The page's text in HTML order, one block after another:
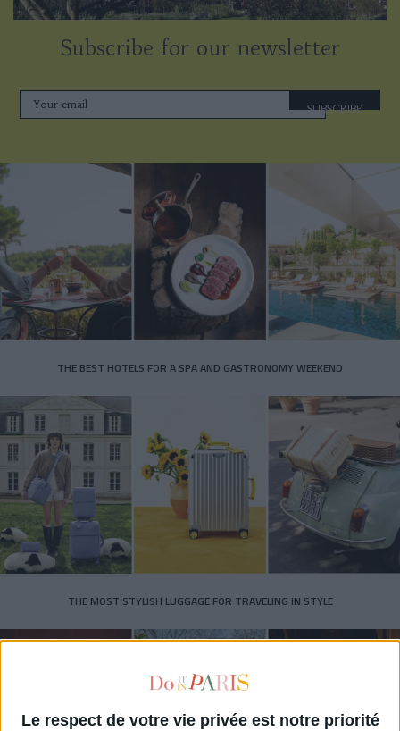
Le respect de votre vie privée est notre priorité
Subscribe for our newsletter
SUBSCRIBE
THE BEST HOTELS FOR A SPA AND GASTRONOMY WEEKEND
THE MOST STYLISH LUGGAGE FOR TRAVELING IN STYLE